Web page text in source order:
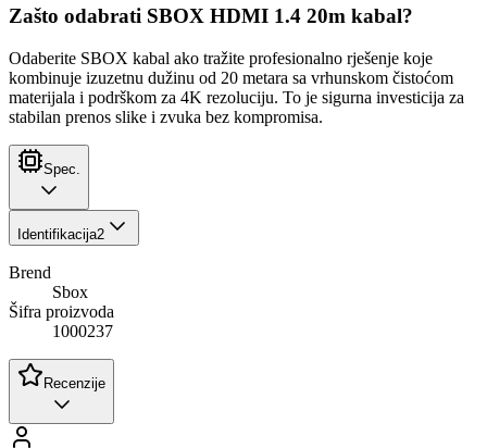
Zašto odabrati SBOX HDMI 1.4 20m kabal?
Odaberite SBOX kabal ako tražite profesionalno rješenje koje
kombinuje izuzetnu dužinu od 20 metara sa vrhunskom čistoćom
materijala i podrškom za 4K rezoluciju. To je sigurna investicija za
stabilan prenos slike i zvuka bez kompromisa.
Spec.
Identifikacija2
Brend
Sbox
Šifra proizvoda
1000237
Recenzije